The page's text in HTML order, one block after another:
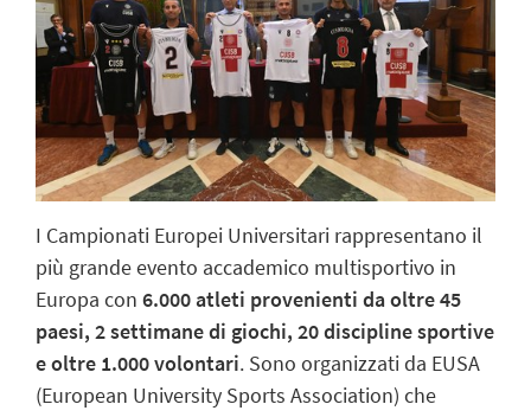
I Campionati Europei Universitari rappresentano il
più grande evento accademico multisportivo in
Europa con 6.000 atleti provenienti da oltre 45
paesi, 2 settimane di giochi, 20 discipline sportive
e oltre 1.000 volontari. Sono organizzati da EUSA
(European University Sports Association) che